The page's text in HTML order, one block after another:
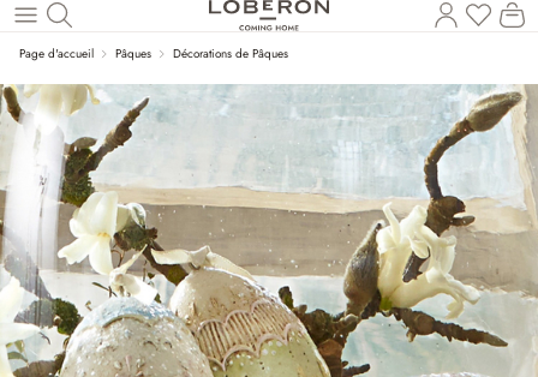
Revenir au contenu principal
Vous
Page d'accueil Pâques Décorations de Pâques